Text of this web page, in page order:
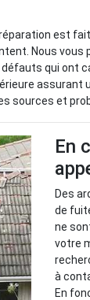
est
Nous
qui ont
assurant
sources et
En
Des
de
ne
votre
à
En